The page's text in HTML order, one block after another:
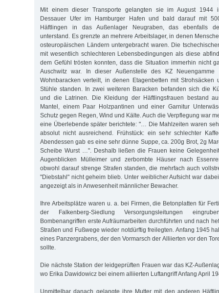
Mit einem dieser Transporte gelangten sie im August 1944
Dessauer Ufer im Hamburger Hafen und bald darauf mit
Häftlingen in das Außenlager Neugraben, das ebenfalls
unterstand. Es grenzte an mehrere Arbeitslager, in denen
osteuropäischen Ländern untergebracht waren. Die
mit wesentlich schlechteren Lebensbedingungen als diese
dem Gefühl trösten konnten, dass die Situation immerhin nicht
Auschwitz war. In dieser Außenstelle des KZ
Wohnbaracken verteilt, in denen Etagenbetten mit Strohsäcken
Stühle standen. In zwei weiteren Baracken befanden sich die
und die Latrinen. Die Kleidung der Häftlingsfrauen bestand
Mantel, einem Paar Holzpantinen und einer Garnitur
Schutz gegen Regen, Wind und Kälte. Auch die Verpflegung war
eine Überlebende später berichtete: "… Die Mahlzeiten waren
absolut nicht ausreichend. Frühstück: ein sehr schlechter
Abendessen gab es eine sehr dünne Suppe, ca. 200g Brot, 2g
Scheibe Wurst …". Deshalb ließen die Frauen keine
Augenblicken Mülleimer und zerbombte Häuser nach
obwohl darauf strenge Strafen standen, die mehrfach auch
"Diebstahl" nicht geheim blieb. Unter weiblicher Aufsicht war
angezeigt als in Anwesenheit männlicher Bewacher.
Ihre Arbeitsplätze waren u. a. bei Firmen, die Betonplatten für
der Falkenberg-Siedlung Versorgungsleitungen
Bombenangriffen erste Aufräumarbeiten durchführten und nach
Straßen und Fußwege wieder notdürftig freilegten. Anfang 1945
eines Panzergrabens, der den Vormarsch der Alliierten vor den
sollte.
Die nächste Station der leidgeprüften Frauen war das KZ-
wo Erika Dawidowicz bei einem alliierten Luftangriff Anfang April
Unmittelbar danach gelangte ihre Mutter mit den anderen